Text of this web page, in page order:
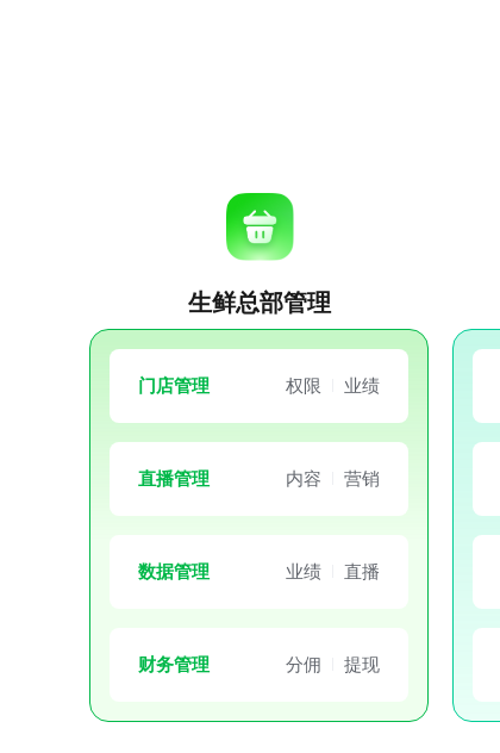
生鲜总部管理
门店管理 权限 业绩
直播管理 内容 营销
数据管理 业绩 直播
财务管理 分佣 提现